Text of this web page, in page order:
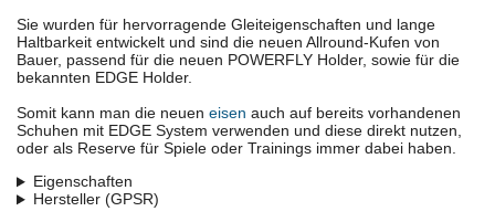
Sie wurden für hervorragende Gleiteigenschaften und lange
Haltbarkeit entwickelt und sind die neuen Allround-Kufen von
Bauer, passend für die neuen POWERFLY Holder, sowie für die
bekannten EDGE Holder.
Somit kann man die neuen eisen auch auf bereits vorhandenen
Schuhen mit EDGE System verwenden und diese direkt nutzen,
oder als Reserve für Spiele oder Trainings immer dabei haben.
Eigenschaften
Hersteller (GPSR)